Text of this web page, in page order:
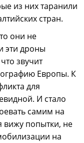
из них таранили
стран.
они не
эти дроны
звучит
Европы. К
для
И стало
самим на
вижу попытки, не
на